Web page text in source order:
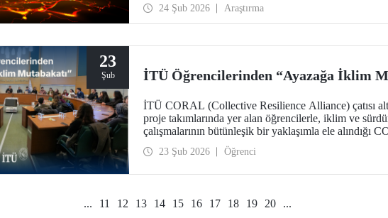
24 Şub 2026 Araştırma
23
Şub İTÜ Öğrencilerinden “Ayazağa İklim
İTÜ CORAL (Collective Resilience Alliance) çatısı
proje takımlarında yer alan öğrencilerle, iklim ve
çalışmalarının bütünleşik bir yaklaşımla ele alındığı
toplantısı Ayazağa Yerleşkemizde düzenlendi.
23 Şub 2026 Öğrenci
... 11 12 13 14 15 16 17 18 19 20 ...